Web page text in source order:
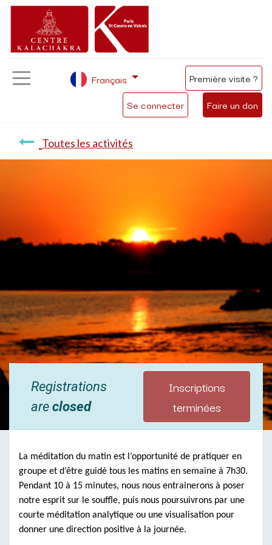
Se connecter Faire un don
Français Première visite ?
Toutes les activités
Méditation du matin
Registrations
areclosed
Inscriptions
terminées
La méditation du matin est l’opportunité de pratiquer en
groupe et d’être guidé tous les matins en semaine à 7h30.
Pendant 10 à 15 minutes, nous nous entrainerons à poser
notre esprit sur le souffle, puis nous poursuivrons par une
courte méditation analytique ou une visualisation pour
donner une direction positive à la journée.